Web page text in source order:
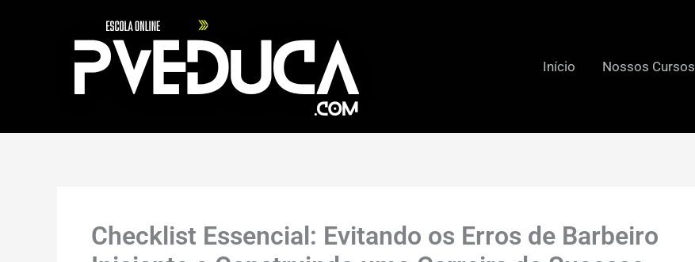
Início Nossos Cursos
Checklist Essencial: Evitando os Erros de Barbeiro